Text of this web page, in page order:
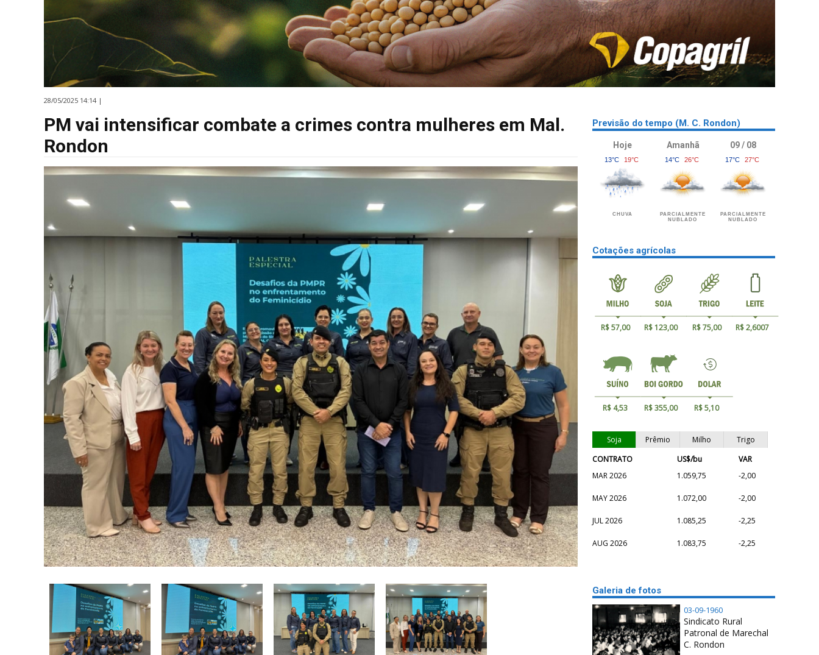
28/05/2025 14:14 |
PM vai intensificar combate a crimes contra mulheres em Mal.
Rondon
Previsão do tempo (M. C. Rondon)
Hoje
13°C 19°C
CHUVA
Amanhã
14°C 26°C
PARCIALMENTE
NUBLADO
09 / 08
17°C 27°C
PARCIALMENTE
NUBLADO
Cotações agrícolas
R$ 57,00 R$ 123,00 R$ 75,00 R$ 2,6007
R$ 4,53 R$ 355,00 R$ 5,10
Soja Prêmio Milho
Trigo
CONTRATO
US$/bu
VAR
MAR 2026
1.059,75 -2,00
MAY 2026 1.072,00 -2,00
JUL 2026 1.085,25 -2,25
AUG 2026 1.083,75 -2,25
Galeria de fotos
03-09-1960
Sindicato Rural
Patronal de Marechal
C. Rondon